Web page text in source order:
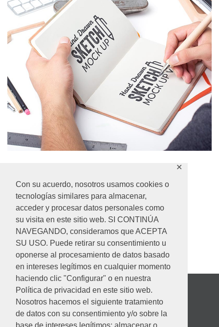
Con su acuerdo, nosotros usamos cookies o
tecnologías similares para almacenar,
acceder y procesar datos personales como
su visita en este sitio web. SI CONTINÚA
NAVEGANDO, consideramos que ACEPTA
SU USO. Puede retirar su consentimiento u
oponerse al procesamiento de datos basado
en intereses legítimos en cualquier momento
haciendo clic "Configurar" o en nuestra
Política de privacidad en este sitio web.
Nosotros hacemos el siguiente tratamiento
de datos con su consentimiento y/o sobre la
✕
Branding like a professional in 11 days
25.00
AÑADIR AL CARRITO